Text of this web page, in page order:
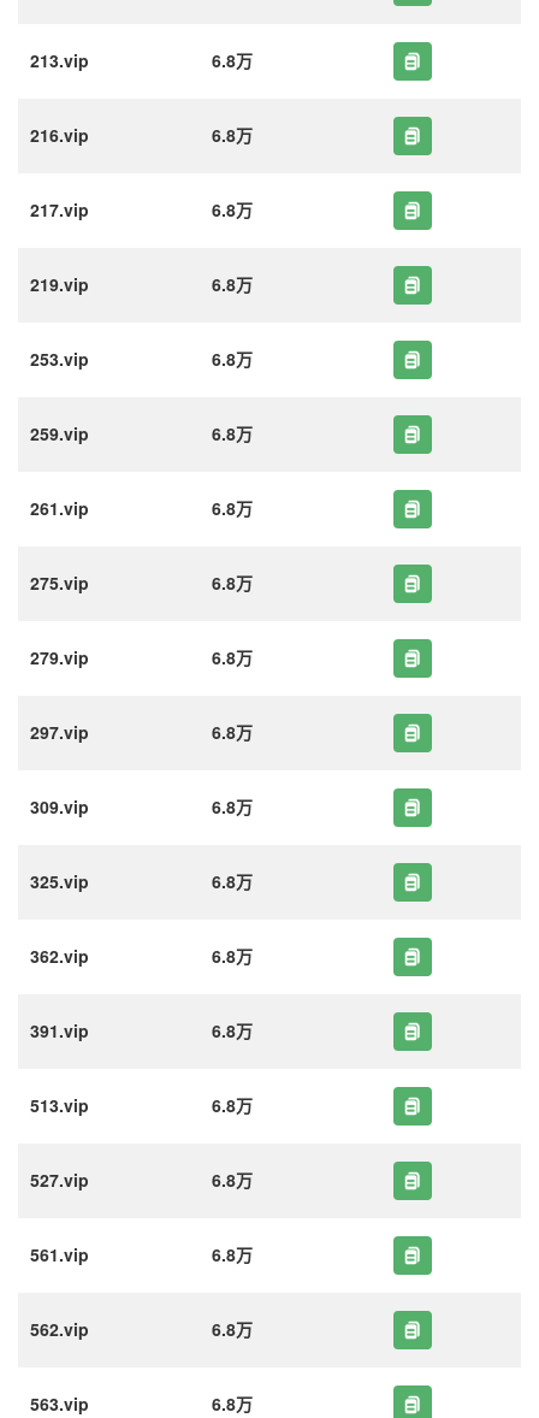
213.vip 6.8万
216.vip 6.8万
217.vip 6.8万
219.vip 6.8万
253.vip 6.8万
259.vip 6.8万
261.vip 6.8万
275.vip 6.8万
279.vip 6.8万
297.vip 6.8万
309.vip 6.8万
325.vip 6.8万
362.vip 6.8万
391.vip 6.8万
513.vip 6.8万
527.vip 6.8万
561.vip 6.8万
562.vip 6.8万
563.vip 6.8万